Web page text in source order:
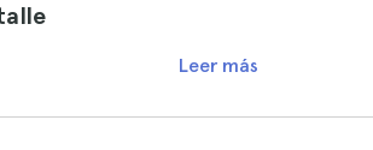
Leer más